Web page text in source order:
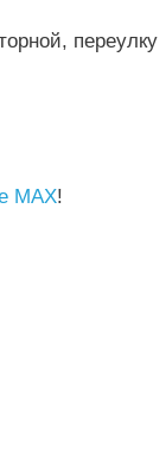
переулку
MAX!